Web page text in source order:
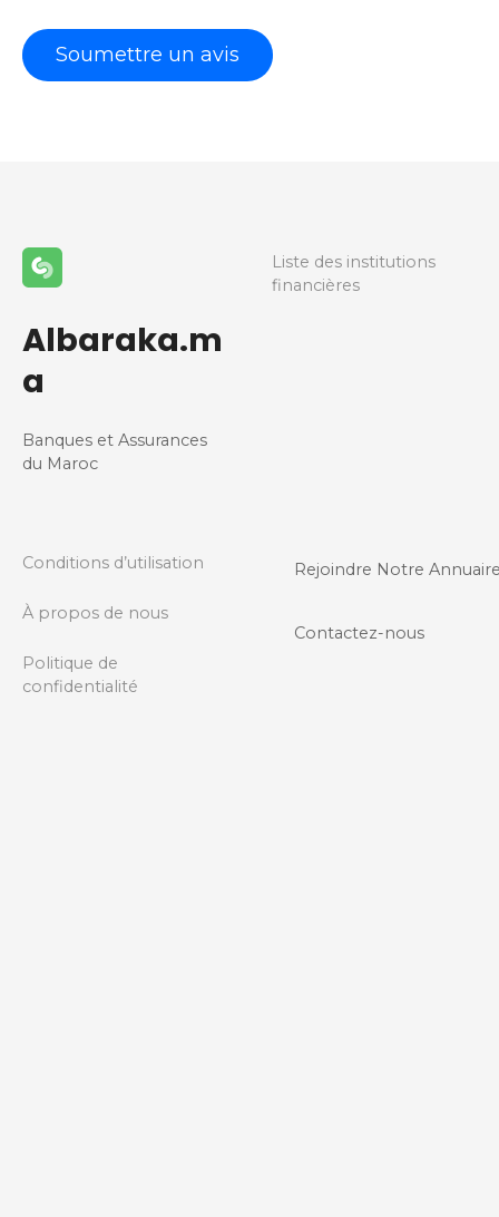
Albaraka.m
a
Banques et Assurances
du Maroc
Liste des institutions
financières
Conditions d’utilisation
À propos de nous
Politique de
confidentialité
Rejoindre Notre
Contactez-nous